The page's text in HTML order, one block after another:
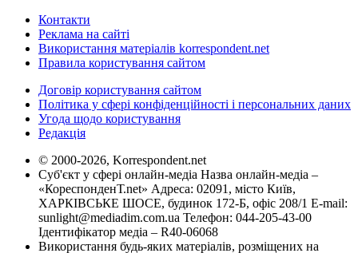
Контакти
Реклама на сайті
Використання матеріалів korrespondent.net
Правила користування сайтом
Договір користування сайтом
Політика у сфері конфіденційності і персональних даних
Угода щодо користування
Редакція
© 2000-2026, Korrespondent.net
Суб'єкт у сфері онлайн-медіа Назва онлайн-медіа –
«КореспонденТ.net» Адреса: 02091, місто Київ,
ХАРКІВСЬКЕ ШОСЕ, будинок 172-Б, офіс 208/1 E-mail:
sunlight@mediadim.com.ua Телефон: 044-205-43-00
Ідентифікатор медіа – R40-06068
Використання будь-яких матеріалів, розміщених на